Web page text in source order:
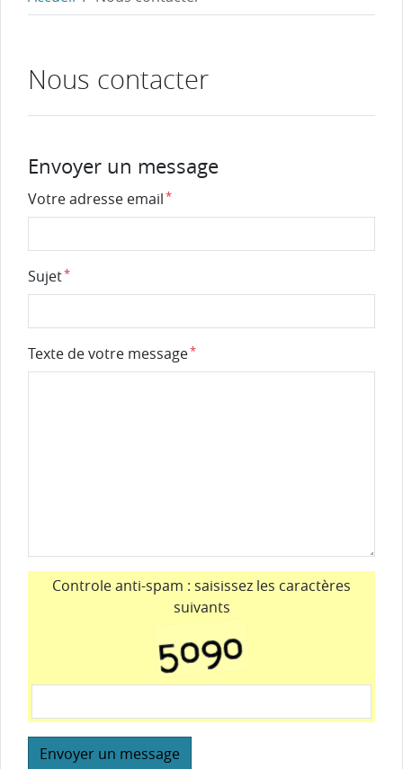
Nous contacter
Envoyer un message
Votre adresse email
Sujet
Texte de votre message
Veuillez laisser ce champ vide :
Controle anti-spam : saisissez les caractères
suivants